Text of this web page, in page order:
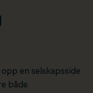
en selskapsside
både